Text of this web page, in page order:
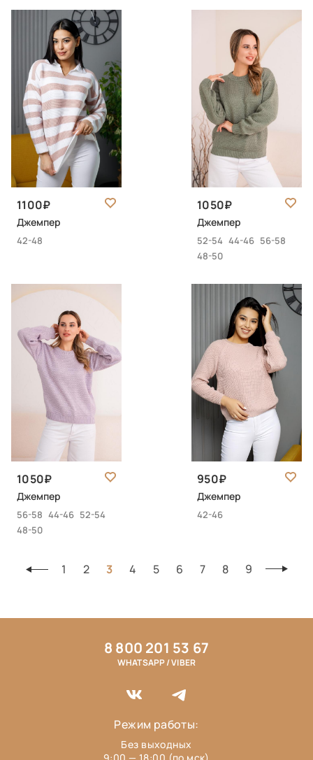
1100
Джемпер
42-48
1050
Джемпер
52-54 44-46 56-58
48-50
1050
Джемпер
56-58 44-46 52-54
48-50
950
Джемпер
42-46
1 2 3 4 5 6 7 8 9
8 800 201 53 67
WHATSAPP / VIBER
Режим работы:
Без выходных